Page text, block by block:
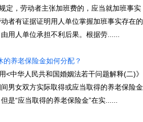
，劳动者主张加班费的，应当就加班事实
者有证据证明用人单位掌握加班事实存在的
用人单位承担不利后果。根据劳......
养老保险金如何分配？
中华人民共和国婚姻法若干问题解释(二)》
男女双方实际取得或应当取得的养老保险金
是“应当取得的养老保险金”在实......